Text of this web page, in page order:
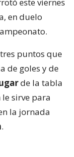
en duelo
puntos que
de goles y de
de la tabla
sirve para
la jornada
.